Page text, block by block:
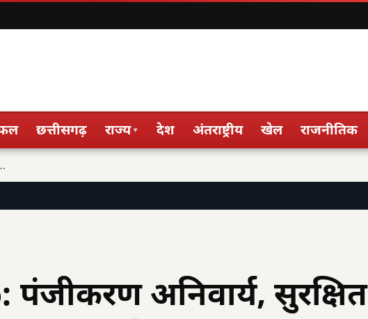
छत्तीसगढ़ राज्य▾ देश अंतराष्ट्रीय खेल राजनीतिक
सुरक्षित यात्रा हेतु…
पंजीकरण अनिवार्य, सुरक्षित